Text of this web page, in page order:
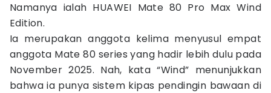
Namanya ialah HUAWEI Mate 80 Pro Max Wind
Edition.
Ia merupakan anggota kelima menyusul empat
anggota Mate 80 series yang hadir lebih dulu pada
November 2025. Nah, kata “Wind” menunjukkan
bahwa ia punya sistem kipas pendingin bawaan di